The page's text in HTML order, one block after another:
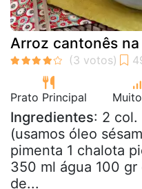
Arroz cantonês
Prato Principal
Ingredientes: 2 col.
(usamos óleo
pimenta 1 chalota
350 ml água 100
de...